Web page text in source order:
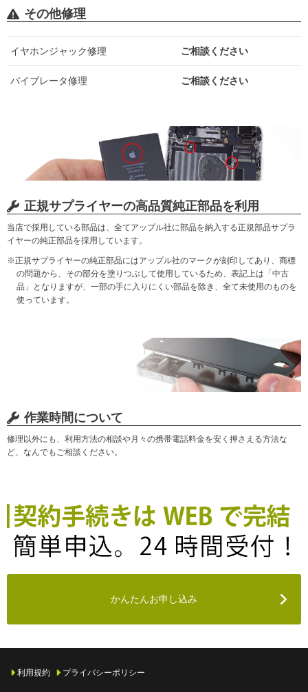
その他修理
イヤホンジャック修理 ご相談ください
バイブレータ修理 ご相談ください
正規サプライヤーの高品質純正部品を利用
当店で採用している部品は、全てアップル社に部品を納入する正規部品サプラ
イヤーの純正部品を採用しています。
※正規サプライヤーの純正部品にはアップル社のマークが刻印してあり、商標
の問題から、その部分を塗りつぶして使用しているため、表記上は「中古
品」となりますが、一部の手に入りにくい部品を除き、全て未使用のものを
使っています。
作業時間について
修理以外にも、利用方法の相談や月々の携帯電話料金を安く押さえる方法な
ど、なんでもご相談ください。
かんたんお申し込み
利用規約 プライバシーポリシー